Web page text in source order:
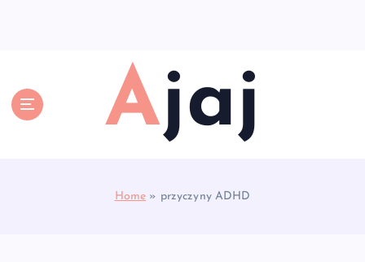
Ajaj
Home » przyczyny ADHD